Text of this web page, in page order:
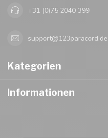
+31 (0)75 2040 399
support@123paracord.de
Kategorien
Informationen